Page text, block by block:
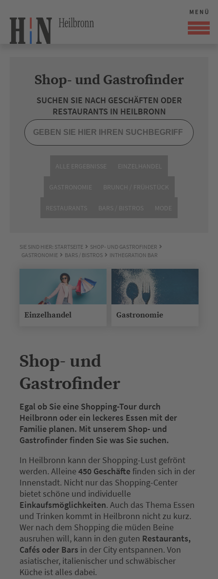
Shop- und Gastrofinder
SUCHEN SIE NACH GESCHÄFTEN ODER
RESTAURANTS IN HEILBRONN
ALLE ERGEBNISSE EINZELHANDEL
GASTRONOMIE BRUNCH / FRÜHSTÜCK
RESTAURANTS BARS / BISTROS MODE
SIE SIND HIER: STARTSEITE
SHOP- UND GASTROFINDER
GASTRONOMIE
BARS / BISTROS INTHEGRATION BAR
Einzelhandel Gastronomie
Shop- und
Gastrofinder
Egal ob Sie eine Shopping-Tour durch
Heilbronn oder ein leckeres Essen mit der
Familie planen. Mit unserem Shop- und
Gastrofinder finden Sie was Sie suchen.
In Heilbronn kann der Shopping-Lust gefrönt
werden. Alleine 450 Geschäftefinden sich in der
Innenstadt. Nicht nur das Shopping-Center
bietet schöne und individuelle
Einkaufsmöglichkeiten. Auch das Thema Essen
und Trinken kommt in Heilbronn nicht zu kurz.
Wer nach dem Shopping die müden Beine
ausruhen will, kann in den guten Restaurants,
Cafés oder Bars in der City entspannen. Von
asiatischer, italienischer und schwäbischer
Küche ist alles dabei.